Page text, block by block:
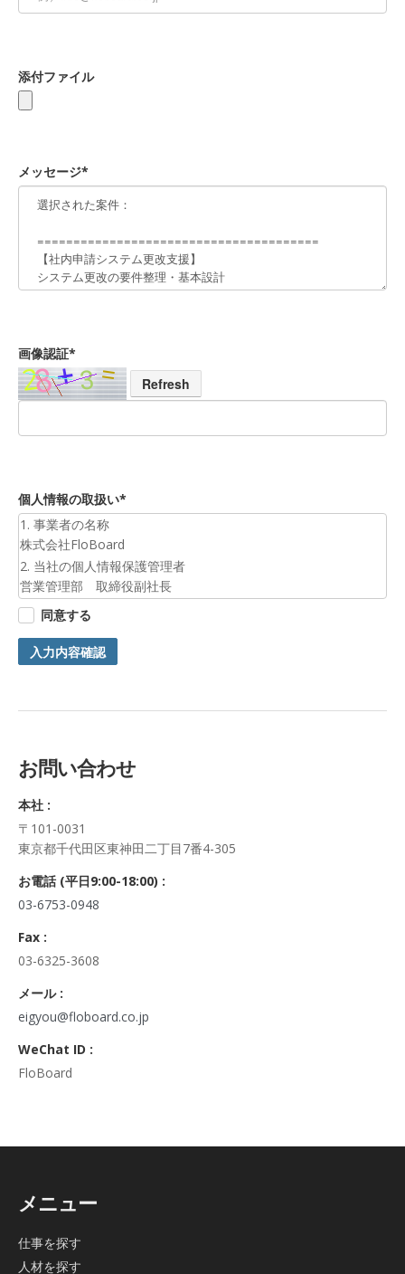
添付ファイル
メッセージ*
画像認証*
Refresh
個人情報の取扱い*
1. 事業者の名称
株式会社FloBoard
2. 当社の個人情報保護管理者
営業管理部 取締役副社長
3. 個人情報の利用目的
お預かりした個人情報は、お問合せへの対応のために利用いた
します。
4. 第三者提供について
ご入力頂く個人情報は第三者に提供しません。
正・追加・削除、利用の停止または消去、第三者への提供の停
口に申し出ることができます。
その際、弊社はご本人を確認させていただいたうえで、合理的
な期間内に対応いたします。
株式会社FloBoard 個人情報問合せ窓口
〒101-0031 東京都千代田区東神田二丁目7番4-305
メールアドレス: info@floboard.co.jp TEL: 03-6753-0948
ールデンウィークを除く)
6. 個人情報における任意性について
個人情報のご提供は、ご本人の任意です。ただし、必須項目を
ご入力頂けない場合は本フォームをご利用頂けませんので、ご
了承ください。
同意する
入力内容確認
お問い合わせ
本社 :
〒101-0031
東京都千代田区東神田二丁目7番4-305
お電話 (平日9:00-18:00) :
03-6753-0948
Fax :
03-6325-3608
メール :
eigyou@floboard.co.jp
WeChat ID :
FloBoard
メニュー
仕事を探す
人材を探す